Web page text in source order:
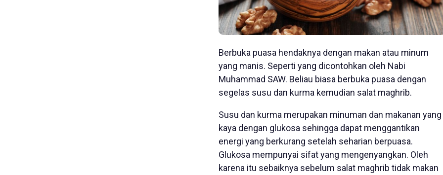
Berbuka puasa hendaknya dengan makan atau minum
yang manis. Seperti yang dicontohkan oleh Nabi
Muhammad SAW. Beliau biasa berbuka puasa dengan
segelas susu dan kurma kemudian salat maghrib.
Susu dan kurma merupakan minuman dan makanan yang
kaya dengan glukosa sehingga dapat menggantikan
energi yang berkurang setelah seharian berpuasa.
Glukosa mempunyai sifat yang mengenyangkan. Oleh
karena itu sebaiknya sebelum salat maghrib tidak makan